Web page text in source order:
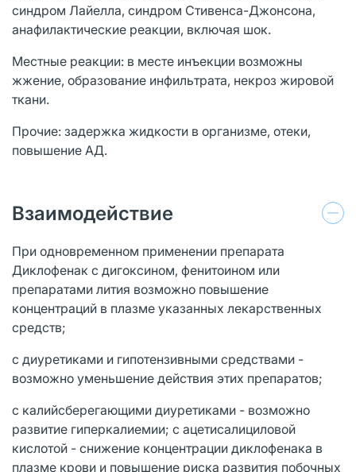
синдром Лайелла, синдром Стивенса-Джонсона,
анафилактические реакции, включая шок.
Местные реакции: в месте инъекции возможны
жжение, образование инфильтрата, некроз жировой
ткани.
Прочие: задержка жидкости в организме, отеки,
повышение АД.
Взаимодействие
При одновременном применении препарата
Диклофенак с дигоксином, фенитоином или
препаратами лития возможно повышение
концентраций в плазме указанных лекарственных
средств;
с диуретиками и гипотензивными средствами -
возможно уменьшение действия этих препаратов;
с калийсберегающими диуретиками - возможно
развитие гиперкалиемии; с ацетисалициловой
кислотой - снижение концентрации диклофенака в
плазме крови и повышение риска развития побочных